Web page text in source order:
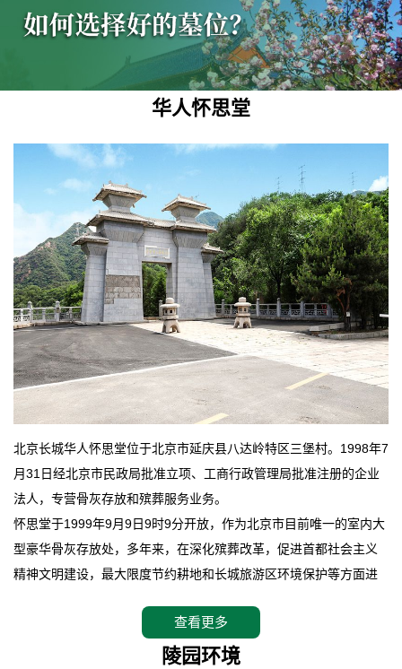
华人怀思堂
北京长城华人怀思堂位于北京市延庆县八达岭特区三堡村。1998年7
月31日经北京市民政局批准立项、工商行政管理局批准注册的企业
法人，专营骨灰存放和殡葬服务业务。
怀思堂于1999年9月9日9时9分开放，作为北京市目前唯一的室内大
型豪华骨灰存放处，多年来，在深化殡葬改革，促进首都社会主义
精神文明建设，最大限度节约耕地和长城旅游区环境保护等方面进
怀思堂辖区面积15万平方米，整体建筑面积5．8万平方米。主体建
筑有：怀思堂豪华墓室、礼祭大厅、随缘阁、百家姓觅宗长廊等。
查看更多
陵园环境